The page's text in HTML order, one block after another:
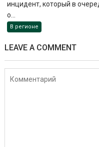
инцидент, который в
о...
В регионе
LEAVE A COMMENT